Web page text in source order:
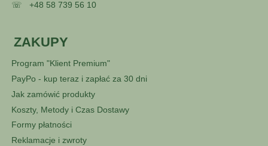
☏ +48 58 739 56 10
ZAKUPY
Program "Klient Premium"
PayPo - kup teraz i zapłać za 30 dni
Jak zamówić produkty
Koszty, Metody i Czas Dostawy
Formy płatności
Reklamacje i zwroty